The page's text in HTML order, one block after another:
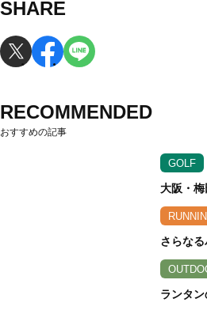
SHARE
RECOMMENDED
おすすめの記事
GOLF
大阪・
さらな
ランタ